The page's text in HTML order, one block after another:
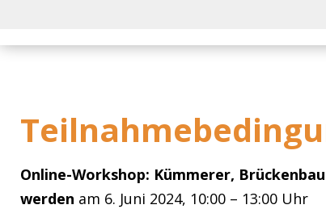
Online-Workshop: Kümmerer,
werden am 6. Juni 2024, 10:00 – 13:00 Uhr